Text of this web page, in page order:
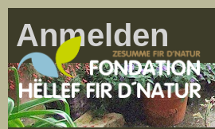
Anmelden